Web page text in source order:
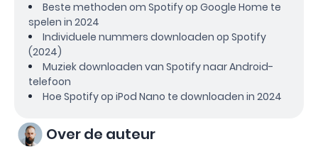
Beste methoden om Spotify op Google Home te
spelen in 2024
Individuele nummers downloaden op Spotify
(2024)
Muziek downloaden van Spotify naar Android-
telefoon
Hoe Spotify op iPod Nano te downloaden in 2024
Over de auteur